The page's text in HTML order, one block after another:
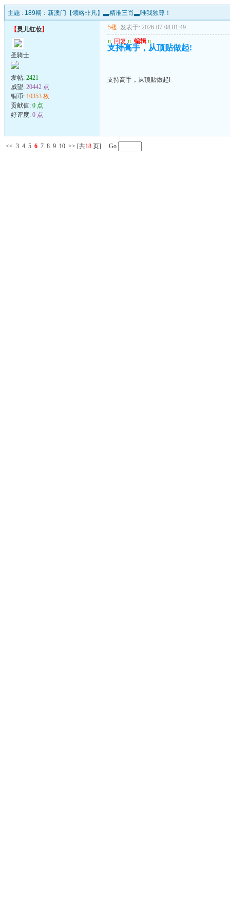
主题 : 189期：新澳门【领略非凡】▃精准三肖▃唯我独尊！
【灵儿红妆】
圣骑士
发帖: 2421
威望: 20442 点
铜币: 10353 枚
贡献值: 0 点
好评度: 0 点
5楼 发表于: 2026-07-08 01:49
u 回复 u 编辑 u
支持高手，从顶贴做起!
支持高手，从顶贴做起!
<< 3 4 5 6 7 8 9 10 >> [共18 页] Go